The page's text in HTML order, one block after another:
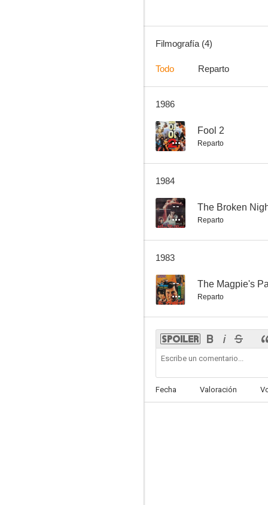
Filmografía (4)
Todo Reparto
1986
-- Fool 2
Reparto
1984
-- The Broken
Reparto
1983
-- The Magpie's
Reparto
Fecha Valoración